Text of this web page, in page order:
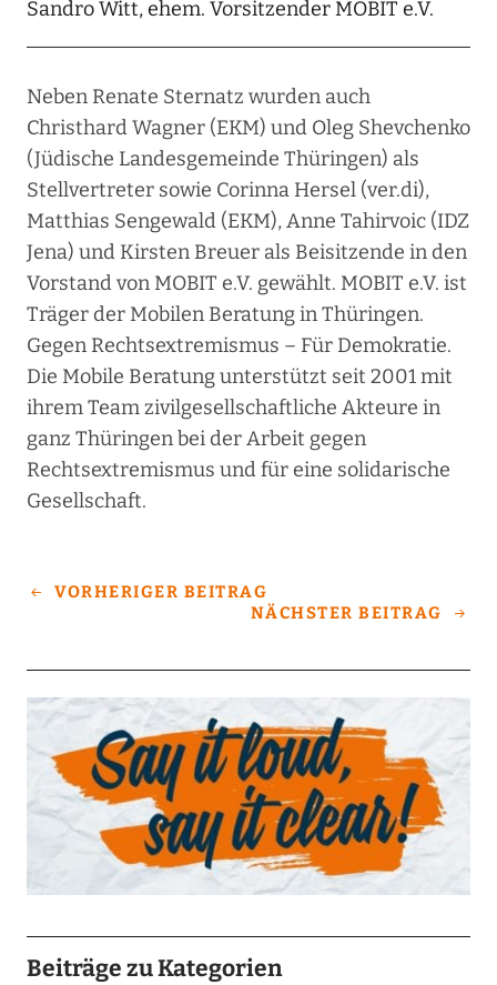
Sandro Witt, ehem. Vorsitzender MOBIT e.V.
Neben Renate Sternatz wurden auch
Christhard Wagner (EKM) und Oleg Shevchenko
(Jüdische Landesgemeinde Thüringen) als
Stellvertreter sowie Corinna Hersel (ver.di),
Matthias Sengewald (EKM), Anne Tahirvoic (IDZ
Jena) und Kirsten Breuer als Beisitzende in den
Vorstand von MOBIT e.V. gewählt. MOBIT e.V. ist
Träger der Mobilen Beratung in Thüringen.
Gegen Rechtsextremismus – Für Demokratie.
Die Mobile Beratung unterstützt seit 2001 mit
ihrem Team zivilgesellschaftliche Akteure in
ganz Thüringen bei der Arbeit gegen
Rechtsextremismus und für eine solidarische
Gesellschaft.
VORHERIGER BEITRAG
NÄCHSTER BEITRAG
Beiträge zu Kategorien